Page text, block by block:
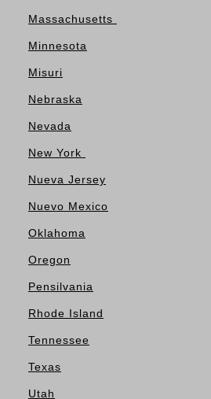
Massachusetts
Minnesota
Misuri
Nebraska
Nevada
New York
Nueva Jersey
Nuevo Mexico
Oklahoma
Oregon
Pensilvania
Rhode Island
Tennessee
Texas
Utah